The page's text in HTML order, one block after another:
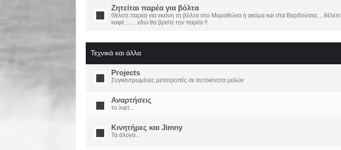
Ζητείται παρέα για βόλτα
Θέλετε παρέα για εκείνη τη βόλτα στο Μαραθώνα ή ακόμα και στα Βαρδούσια; ...θέλετε
καφέ ; ......εδώ θα βρείτε την παρέα !!
Τεχνικά και άλλα
Projects
Συγκεντρωμένες μετατροπές σε αυτοκίνητα μελών
Αναρτήσεις
το λιφτ...
Κινητήρες και Jimny
Τα άλογα...